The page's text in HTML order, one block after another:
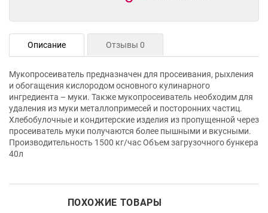
Описание Отзывы 0
Мукопросеиватель предназначен для просеивания, рыхления
и обогащения кислородом основного кулинарного
ингредиента – муки. Также мукопросеиватель необходим для
удаления из муки металлопримесей и посторонних частиц.
Хлебобулочные и кондитерские изделия из пропущенной через
просеиватель муки получаются более пышными и вкусными.
Производительность 1500 кг/час Объем загрузочного бункера
40л
ПОХОЖИЕ ТОВАРЫ